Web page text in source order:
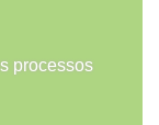
processos